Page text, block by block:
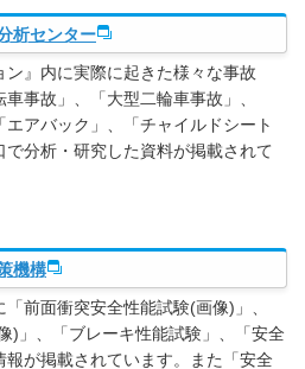
析センター
ン』内に実際に起きた様々な事故
事故」、「大型二輪車事故」、
エアバック」、「チャイルドシート
分析・研究した資料が掲載されて
機構
「前面衝突安全性能試験(画像)」、
)」、「ブレーキ性能試験」、「安全
が掲載されています。また「安全